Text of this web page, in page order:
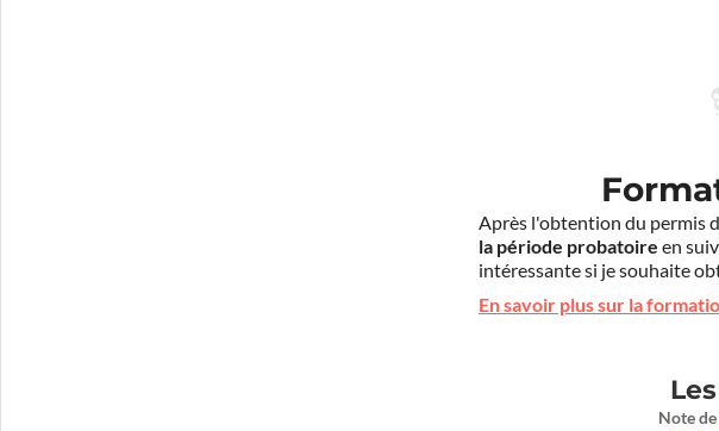
Après l'obtention du permis
la période probatoire en
intéressante si je souhaite
En savoir plus sur la
Note